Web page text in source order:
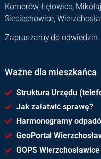
Komorów, Łętowice,
Sieciechowice,
Zapraszamy do odwiedzin.
Ważne dla mieszkańca
Struktura Urzędu
Jak załatwić sprawę?
Harmonogramy
GeoPortal
GOPS Wierzchosławice